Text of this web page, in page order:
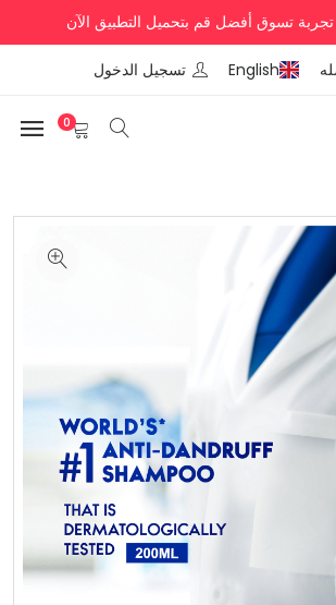
تسوق أفضل قم بتحميل التطبيق الآن
English تسجيل الدخول
0